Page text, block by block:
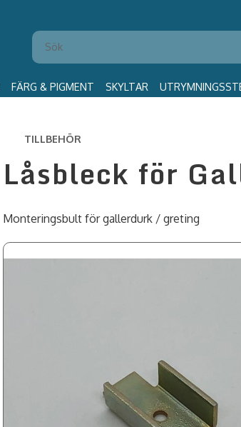
FÄRG & PIGMENT SKYLTAR
TILLBEHÖR
Låsbleck för
Monteringsbult för gallerdurk / greting